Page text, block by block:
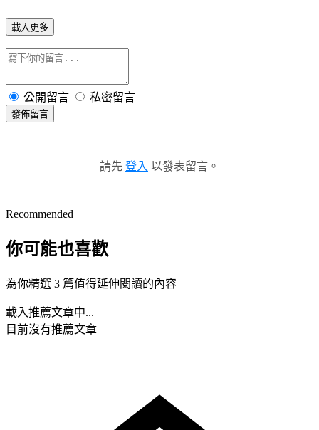
載入更多
公開留言 私密留言
發佈留言
請先 登入 以發表留言。
Recommended
你可能也喜歡
為你精選 3 篇值得延伸閱讀的內容
載入推薦文章中...
目前沒有推薦文章